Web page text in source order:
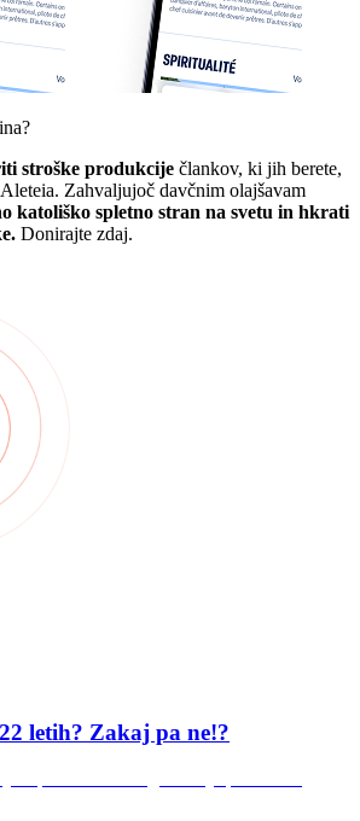
stroške produkcije člankov, ki jih berete,
Zahvaljujoč davčnim olajšavam
katoliško spletno stran na svetu in hkrati
Donirajte zdaj.
letih? Zakaj pa ne!?